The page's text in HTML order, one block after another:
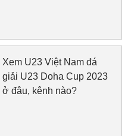
Xem U23 Việt Nam đá
giải U23 Doha Cup 2023
ở đâu, kênh nào?